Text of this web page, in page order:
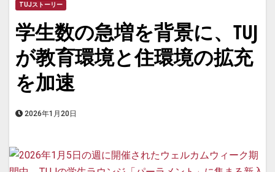
TUJストーリー
学生数の急増を背景に、TUJ
が教育環境と住環境の拡充
を加速
2026年1月20日